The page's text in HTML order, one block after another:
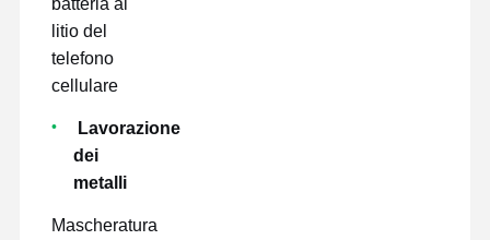
litio del
telefono
cellulare
Lavorazione
dei
metalli
Mascheratura